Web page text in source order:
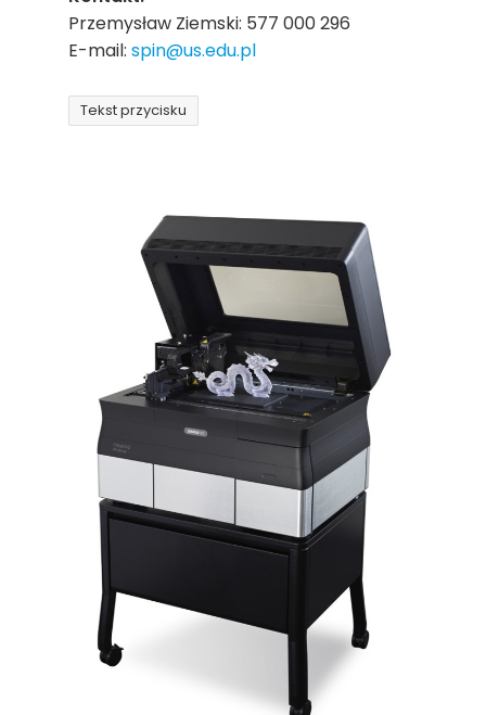
Przemysław Ziemski: 577 000 296
E-mail: spin@us.edu.pl
Tekst przycisku